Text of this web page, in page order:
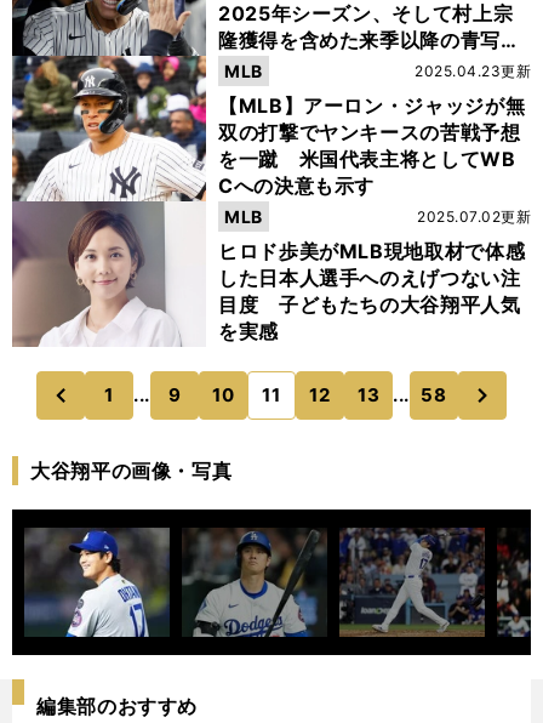
2025年シーズン、そして村上宗
隆獲得を含めた来季以降の青写真
とは？
【MLB】アーロン・ジャッジが無
双の打撃でヤンキースの苦戦予想
を一蹴 米国代表主将としてWB
Cへの決意も示す
2025.04.23更新
MLB
ヒロド歩美がMLB現地取材で体感
した日本人選手へのえげつない注
目度 子どもたちの大谷翔平人気
を実感
2025.07.02更新
MLB
前
1 ... 9 10 11 12 13 ... 58
大谷翔平の画像・写真
編集部のおすすめ